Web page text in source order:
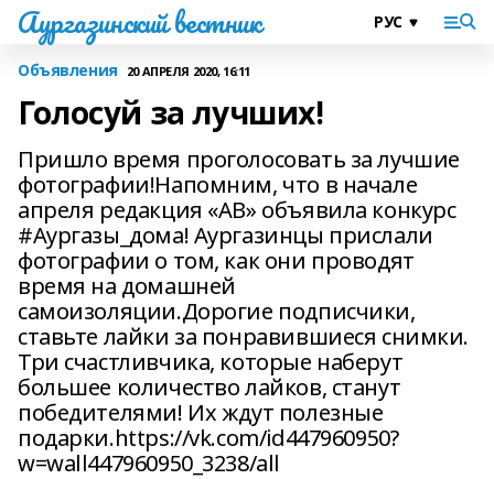
Аургазинский вестник
Объявления 20 АПРЕЛЯ 2020, 16:11
Голосуй за лучших!
Пришло время проголосовать за лучшие
фотографии!Напомним, что в начале
апреля редакция «АВ» объявила конкурс
#Аургазы_дома! Аургазинцы прислали
фотографии о том, как они проводят
время на домашней
самоизоляции.Дорогие подписчики,
ставьте лайки за понравившиеся снимки.
Три счастливчика, которые наберут
большее количество лайков, станут
победителями! Их ждут полезные
подарки.https://vk.com/id447960950?
w=wall447960950_3238/all